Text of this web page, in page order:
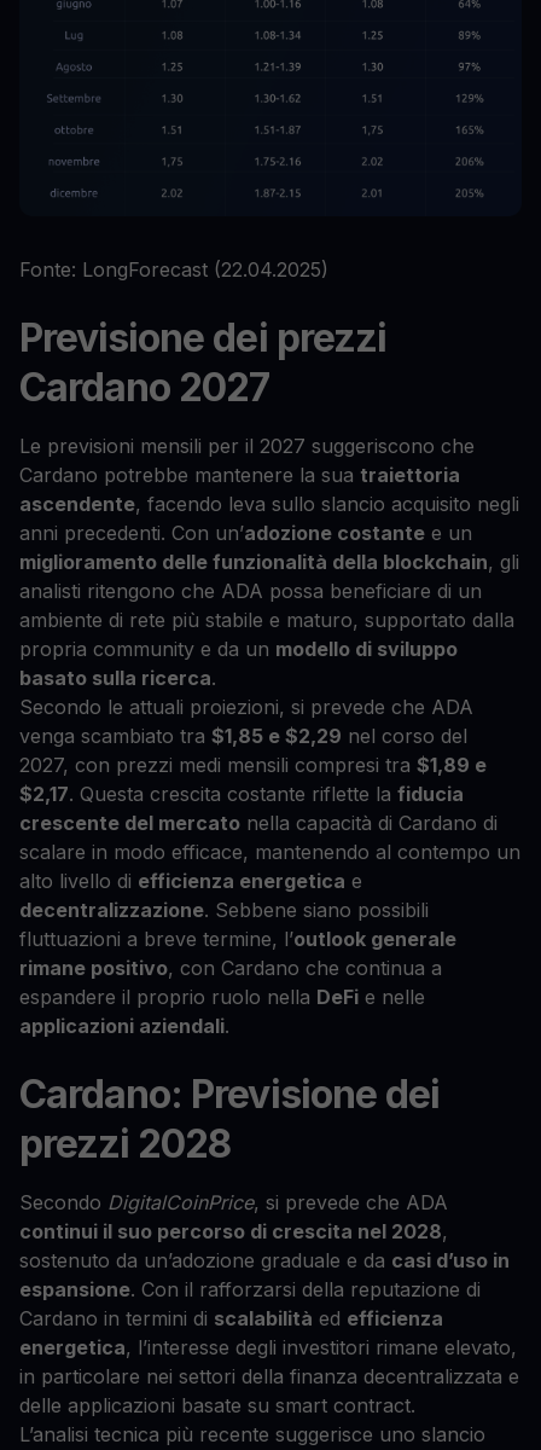
Fonte: LongForecast (22.04.2025)
Previsione dei prezzi
Cardano 2027
Le previsioni mensili per il 2027 suggeriscono che
Cardano potrebbe mantenere la sua traiettoria
ascendente, facendo leva sullo slancio acquisito negli
anni precedenti. Con un’adozione costante e un
miglioramento delle funzionalità della blockchain, gli
analisti ritengono che ADA possa beneficiare di un
ambiente di rete più stabile e maturo, supportato dalla
propria community e da un modello di sviluppo
basato sulla ricerca.
Secondo le attuali proiezioni, si prevede che ADA
venga scambiato tra $1,85 e $2,29 nel corso del
2027, con prezzi medi mensili compresi tra $1,89 e
$2,17. Questa crescita costante riflette la fiducia
crescente del mercato nella capacità di Cardano di
scalare in modo efficace, mantenendo al contempo un
alto livello di efficienza energetica e
decentralizzazione. Sebbene siano possibili
fluttuazioni a breve termine, l’outlook generale
rimane positivo, con Cardano che continua a
espandere il proprio ruolo nella DeFi e nelle
applicazioni aziendali.
Cardano: Previsione dei
prezzi 2028
Secondo DigitalCoinPrice, si prevede che ADA
continui il suo percorso di crescita nel 2028,
sostenuto da un’adozione graduale e da casi d’uso in
espansione. Con il rafforzarsi della reputazione di
Cardano in termini di scalabilità ed efficienza
energetica, l’interesse degli investitori rimane elevato,
in particolare nei settori della finanza decentralizzata e
delle applicazioni basate su smart contract.
L’analisi tecnica più recente suggerisce uno slancio